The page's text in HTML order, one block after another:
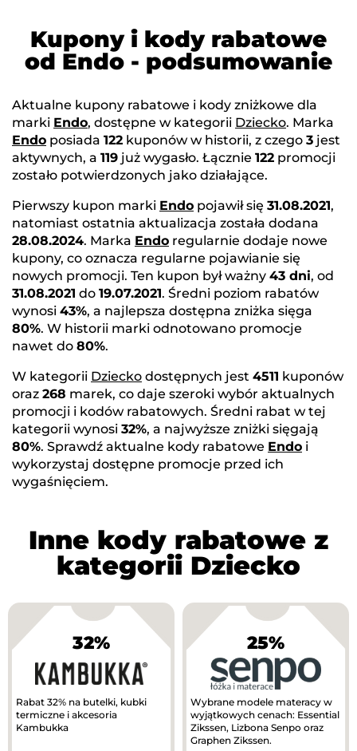
Kupony i kody rabatowe
od Endo - podsumowanie
Aktualne kupony rabatowe i kody zniżkowe dla
marki Endo, dostępne w kategorii Dziecko. Marka
Endo posiada 122 kuponów w historii, z czego 3 jest
aktywnych, a 119 już wygasło. Łącznie 122 promocji
zostało potwierdzonych jako działające.
Pierwszy kupon marki Endo pojawił się 31.08.2021,
natomiast ostatnia aktualizacja została dodana
28.08.2024. Marka Endo regularnie dodaje nowe
kupony, co oznacza regularne pojawianie się
nowych promocji. Ten kupon był ważny 43 dni, od
31.08.2021 do 19.07.2021. Średni poziom rabatów
wynosi 43%, a najlepsza dostępna zniżka sięga
80%. W historii marki odnotowano promocje
nawet do 80%.
W kategorii Dziecko dostępnych jest 4511 kuponów
oraz 268 marek, co daje szeroki wybór aktualnych
promocji i kodów rabatowych. Średni rabat w tej
kategorii wynosi 32%, a najwyższe zniżki sięgają
80%. Sprawdź aktualne kody rabatowe Endo i
wykorzystaj dostępne promocje przed ich
wygaśnięciem.
Inne kody rabatowe z
kategorii Dziecko
32%
Rabat 32% na butelki, kubki
termiczne i akcesoria
Kambukka
25%
Wybrane modele materacy w
wyjątkowych cenach: Essential
Zikssen, Lizbona Senpo oraz
Graphen Zikssen.